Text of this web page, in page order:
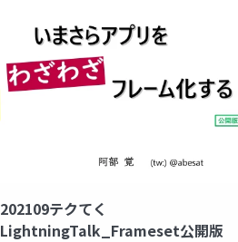
202109テクてく
LightningTalk_Frameset公開版